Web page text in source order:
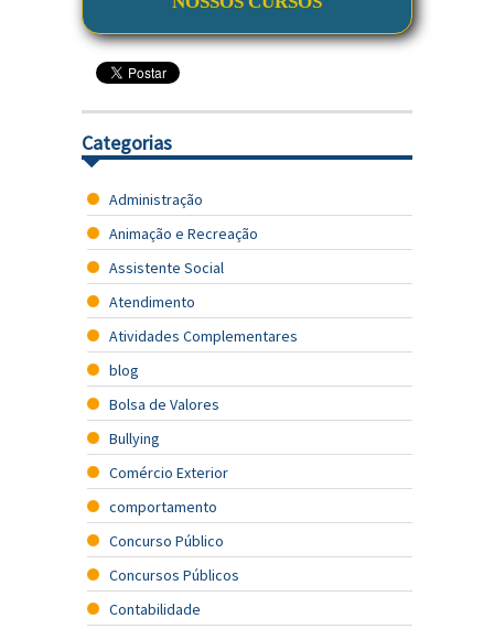
Categorias
Administração
Animação e Recreação
Assistente Social
Atendimento
Atividades Complementares
blog
Bolsa de Valores
Bullying
Comércio Exterior
comportamento
Concurso Público
Concursos Públicos
Contabilidade